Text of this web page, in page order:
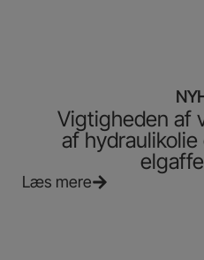
Vigtigheden af
af
Læs mere